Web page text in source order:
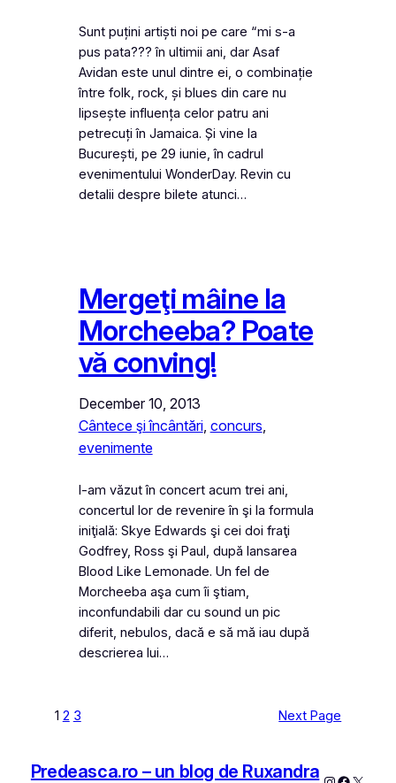
Sunt puțini artiști noi pe care “mi s-a
pus pata??? în ultimii ani, dar Asaf
Avidan este unul dintre ei, o combinație
între folk, rock, și blues din care nu
lipsește influența celor patru ani
petrecuți în Jamaica. Și vine la
București, pe 29 iunie, în cadrul
evenimentului WonderDay. Revin cu
detalii despre bilete atunci…
Mergeţi mâine la
Morcheeba? Poate
vă conving!
December 10, 2013
Cântece şi încântări, concurs
evenimente
I-am văzut în concert acum trei ani,
concertul lor de revenire în şi la formula
iniţială: Skye Edwards şi cei doi fraţi
Godfrey, Ross şi Paul, după lansarea
Blood Like Lemonade. Un fel de
Morcheeba aşa cum îi ştiam,
inconfundabili dar cu sound un pic
diferit, nebulos, dacă e să mă iau după
descrierea lui…
1 2 3 Next Page
Predeasca.ro – un blog de Ruxandra